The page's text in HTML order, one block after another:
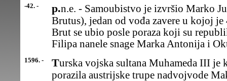
-42. -
p.n.e. - Samoubistvo je izvršio Marko Junije Brut (Marcus Iunius
Brutus), jedan od vođa zavere u kojoj
Brut se ubio posle poraza koji su
Filipa nanele snage Marka Antonija i
1596. - Turska vojska sultana Muhameda III je kod Erlaua u Mađarskoj
porazila austrijske trupe nadvojvode